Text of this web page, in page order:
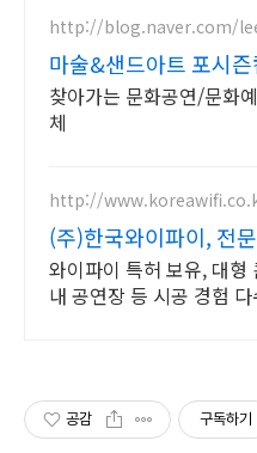
http://blog.naver.com/
마술&샌드아트 포시즌
찾아가는 문화공연/문화
체
http://
(주)한국와이파이, 전문
및구축
와이파이 특허 보유, 대형
내 공연장 등 시공 경험
공감 구독하기